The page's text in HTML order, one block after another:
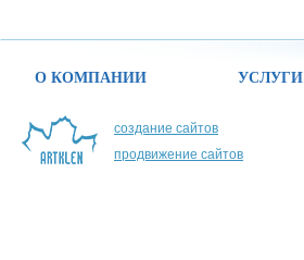
О КОМПАНИИ УСЛУГИ
создание сайтов
продвижение сайтов